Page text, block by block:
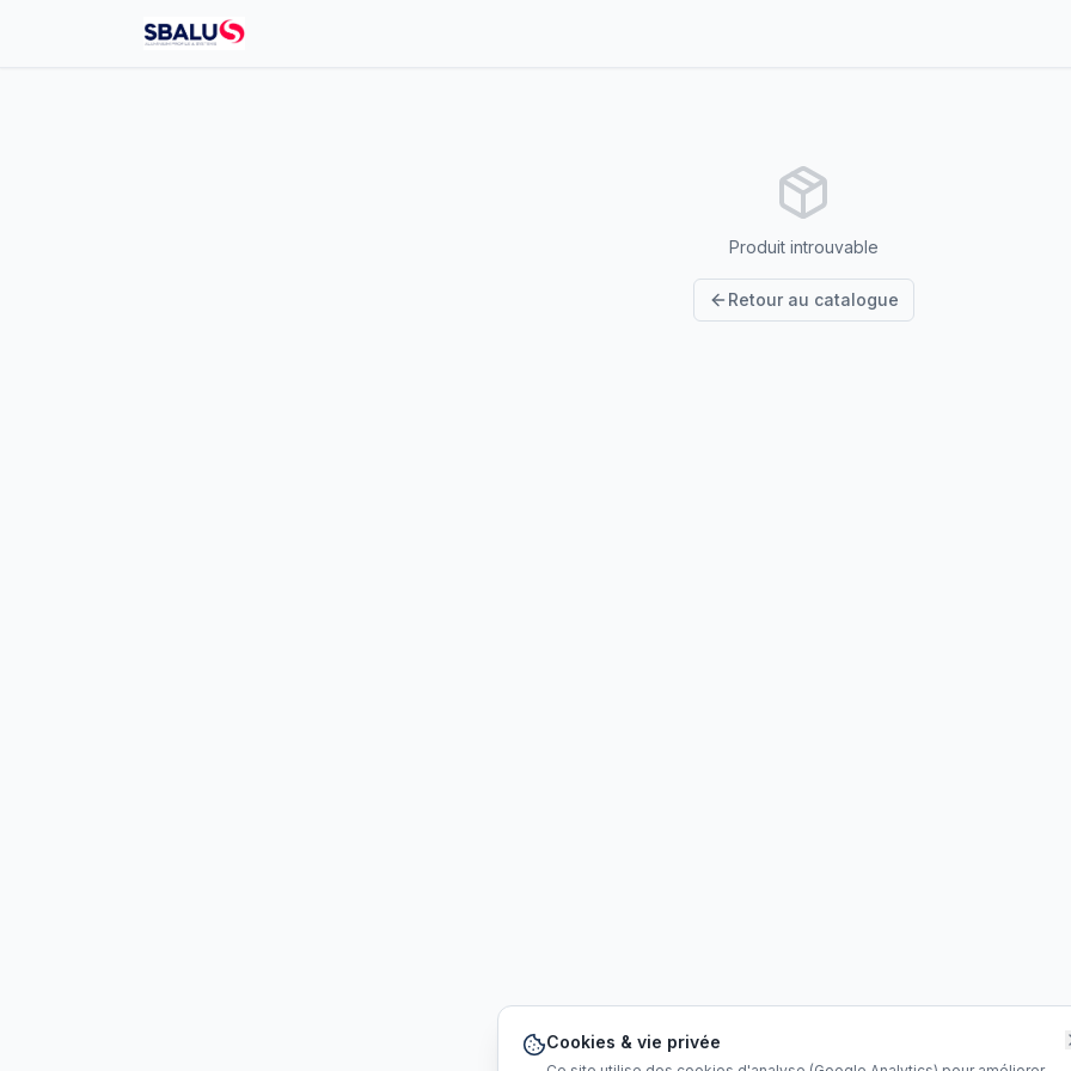
Produit introuvable
Retour au catalogue
Cookies & vie privée